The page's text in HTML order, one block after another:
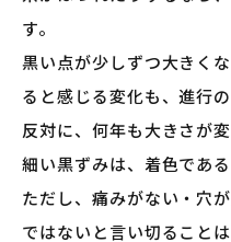
す。
黒い点が少しずつ大きく
ると感じる変化も、進行
反対に、何年も大きさが
細い黒ずみは、着色であ
ただし、痛みがない・穴
ではないと言い切ることは